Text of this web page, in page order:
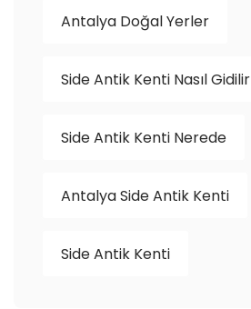
Antalya Doğal Yerler
Side Antik Kenti Nasıl Gidilir
Side Antik Kenti Nerede
Antalya Side Antik Kenti
Side Antik Kenti